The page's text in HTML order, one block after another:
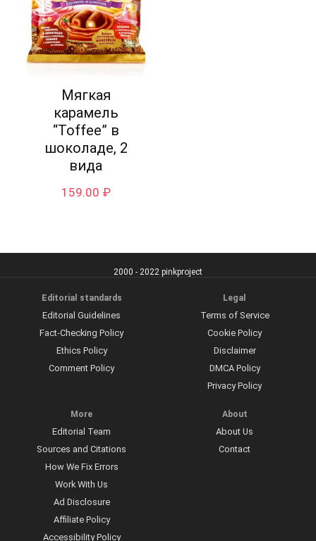
Мягкая
карамель
“Toffee” в
шоколаде, 2
вида
159.00 ₽
2000 - 2022 pinkproject
Editorial standards
Editorial Guidelines
Fact-Checking Policy
Ethics Policy
Comment Policy
Legal
Terms of Service
Cookie Policy
Disclaimer
DMCA Policy
Privacy Policy
More
Editorial Team
Sources and Citations
How We Fix Errors
Work With Us
Ad Disclosure
Affiliate Policy
Accessibility Policy
About
About Us
Contact